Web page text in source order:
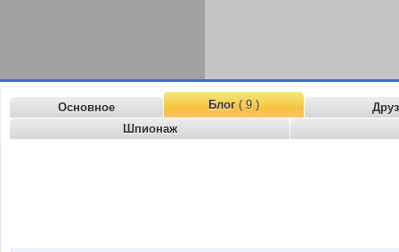
Основное Блог( 9 )
Шпионаж